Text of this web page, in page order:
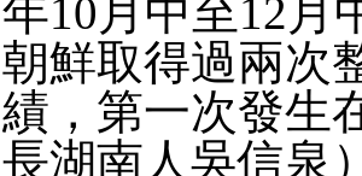
年10月中至12月
朝鮮取得過兩次
績，第一次發生
長湖南人吳信泉